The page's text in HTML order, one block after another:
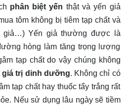
phân biệt yến thật và yến giả
tôm không bị tiêm tạp chất và
giả…) Yến giả thường được là
hòng làm tăng trọng lượng
tạp chất do vậy chúng không
giá trị dinh dưỡng. Không chỉ có
tạp chất hay thuốc tẩy trắng rất
Nếu sử dụng lâu ngày sẽ tiềm